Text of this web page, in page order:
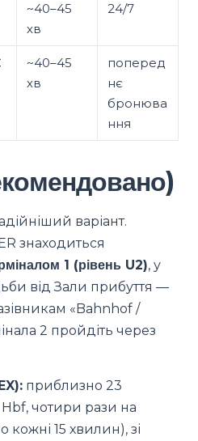
~40–45
хв
24/7
~40–45
хв
поперед
нє
бронюва
ння
варіант.
знаходиться
1 (рівень U2), у
від Зали прибуття —
«Bahnhof /
2 пройдіть через
приблизно 23
чотири рази на
15 хвилин), зі